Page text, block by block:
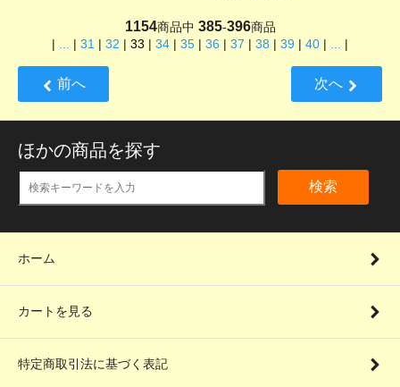
1154商品中 385-396商品
| ... | 31 | 32 | 33 | 34 | 35 | 36 | 37 | 38 | 39 | 40 | ... |
前へ 次へ
ほかの商品を探す
検索
ホーム
カートを見る
特定商取引法に基づく表記